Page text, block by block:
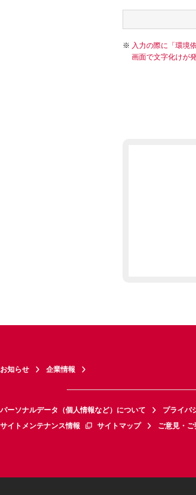
入力の際に「環境
画面で文字化けが
お知らせ 企業情報
パーソナルデータ（個人情報など）について プライバ
サイトメンテナンス情報
サイトマップ ご意見・ご